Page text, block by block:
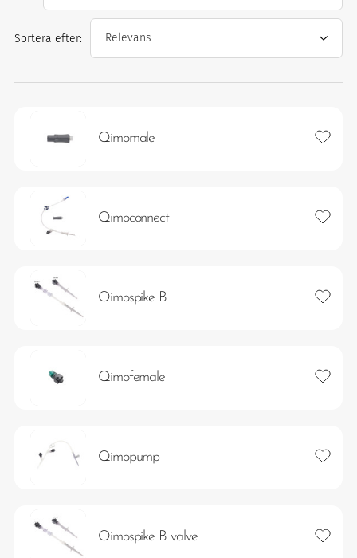
Sortera efter:
Qimomale Lägg
Qimoconnect Lägg
Qimospike B Lägg
Qimofemale Lägg
Qimopump Lägg
Qimospike B valve Lägg
och humanism.